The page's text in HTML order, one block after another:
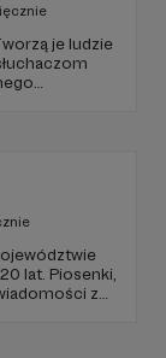
je ludzie
lat. Piosenki,
z